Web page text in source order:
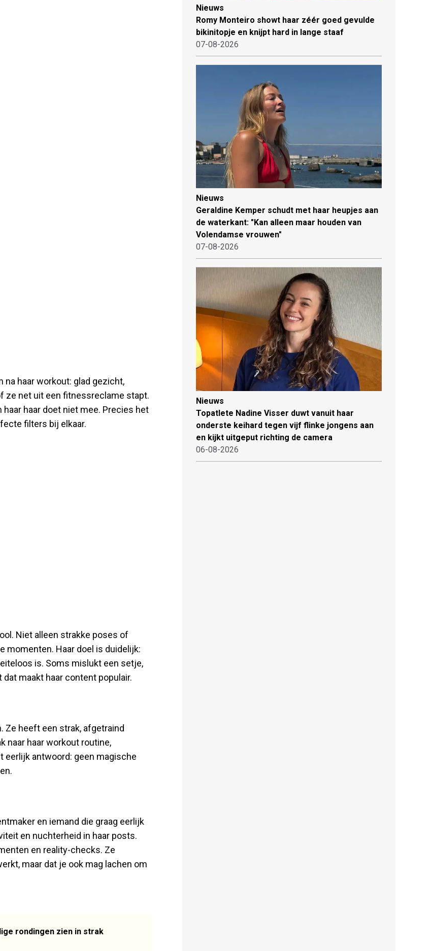
na haar workout: glad gezicht,
ze net uit een fitnessreclame stapt.
haar doet niet mee. Precies het
filters bij elkaar.
Niet alleen strakke poses of
momenten. Haar doel is duidelijk:
is. Soms mislukt een setje,
maakt haar content populair.
Ze heeft een strak, afgetraind
naar haar workout routine,
eerlijk antwoord: geen magische
en iemand die graag eerlijk
en nuchterheid in haar posts.
en reality-checks. Ze
maar dat je ook mag lachen om
rondingen zien in strak
Nieuws
Romy Monteiro showt haar zéér goed gevulde
bikinitopje en knijpt hard in lange staaf
07-08-2026
Nieuws
Geraldine Kemper schudt met haar heupjes aan
de waterkant: "Kan alleen maar houden van
Volendamse vrouwen"
07-08-2026
Nieuws
Topatlete Nadine Visser duwt vanuit haar
onderste keihard tegen vijf flinke jongens aan
en kijkt uitgeput richting de camera
06-08-2026